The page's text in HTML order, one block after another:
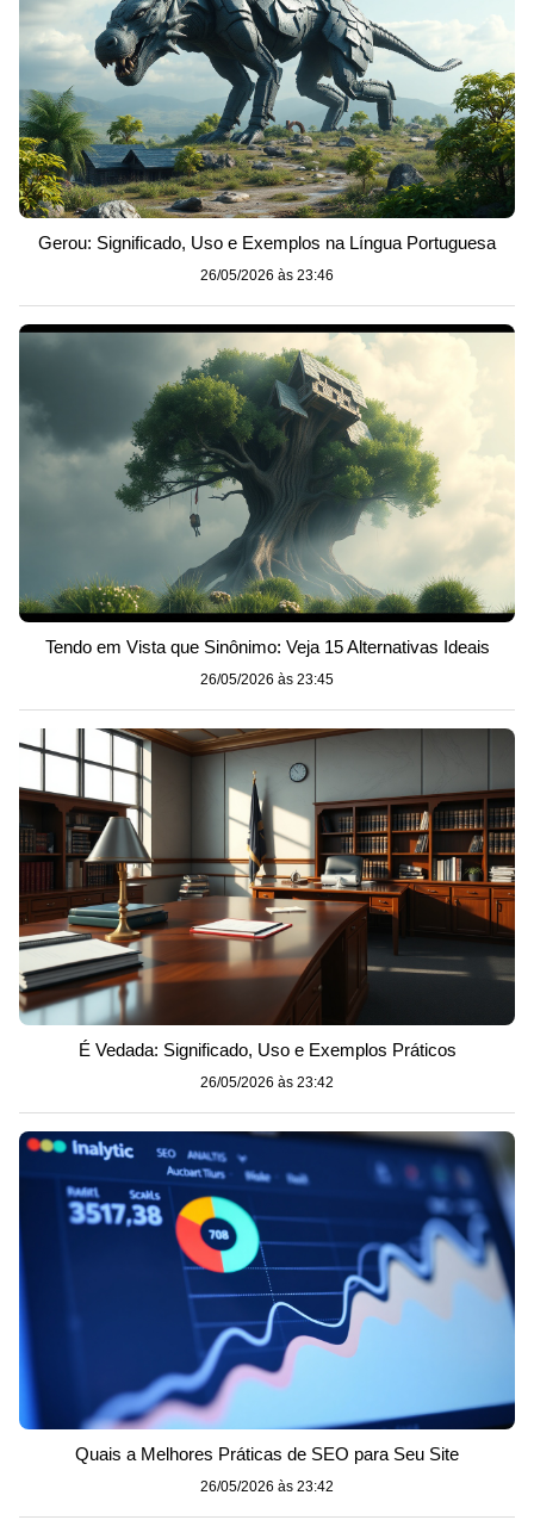
Gerou: Significado, Uso e Exemplos na Língua Portuguesa
26/05/2026 às 23:46
Tendo em Vista que Sinônimo: Veja 15 Alternativas Ideais
26/05/2026 às 23:45
É Vedada: Significado, Uso e Exemplos Práticos
26/05/2026 às 23:42
Quais a Melhores Práticas de SEO para Seu Site
26/05/2026 às 23:42